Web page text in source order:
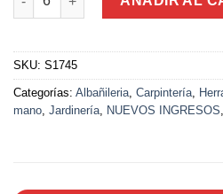
SKU: S1745
Categorías: Albañileria Carpintería
mano Jardinería NUEVOS INGRESOS